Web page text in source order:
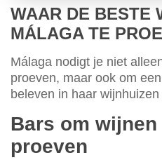
WAAR DE BESTE
MÁLAGA TE
Málaga nodigt je niet
proeven, maar ook om
beleven in haar
Bars om
proeven